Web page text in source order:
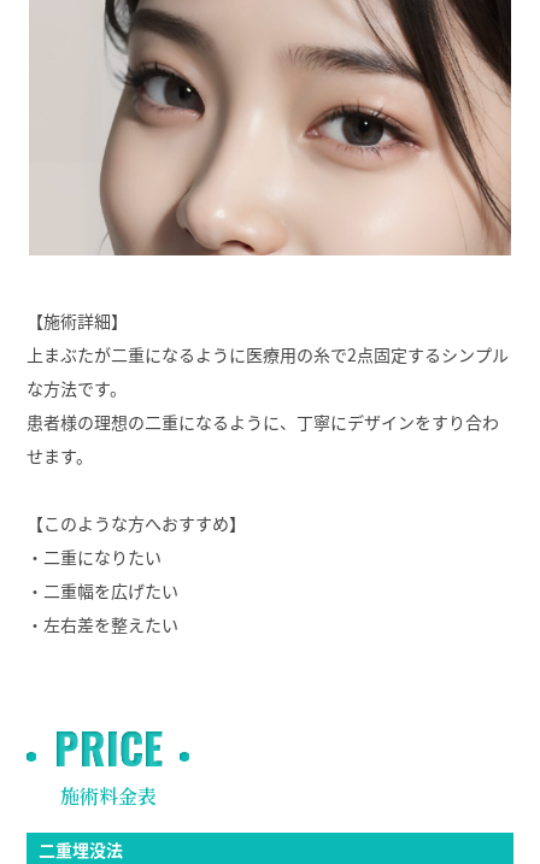
【施術詳細】
上まぶたが二重になるように医療用の糸で2点固定するシンプル
な方法です。
患者様の理想の二重になるように、丁寧にデザインをすり合わ
せます。
【このような方へおすすめ】
・二重になりたい
・二重幅を広げたい
・左右差を整えたい
PRICE
施術料金表
二重埋没法